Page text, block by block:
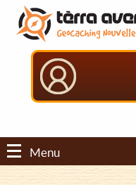
Overslaan
naar
Aller
menu
principal
Aller
pied
Menu